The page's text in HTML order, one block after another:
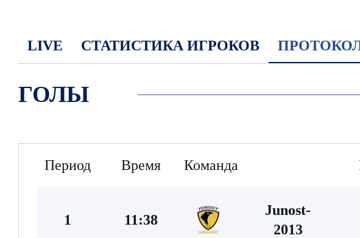
LIVE СТАТИСТИКА ИГРОКОВ
ГОЛЫ
Период Время Команда
1 11:38
Junost-
2013